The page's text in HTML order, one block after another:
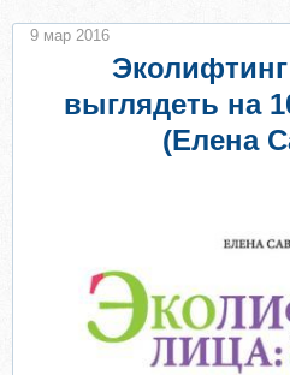
выглядеть на
(Елена
9 мар 2016